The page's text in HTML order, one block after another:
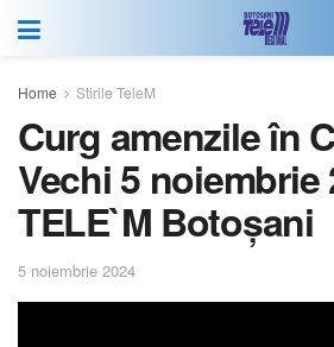
Home Stirile TeleM
Curg amenzile în
Vechi 5 noiembrie
TELE`M Botoșani
5 noiembrie 2024